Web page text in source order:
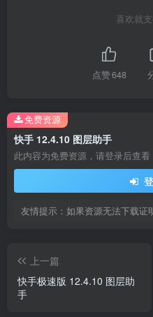
喜欢就
点赞648
快手 12.4.10 图层助手
此内容为免费资源，请登录后查看
友情提示：如果资源无法下载证
免费资源
上一篇
快手极速版 12.4.10 图层助
手